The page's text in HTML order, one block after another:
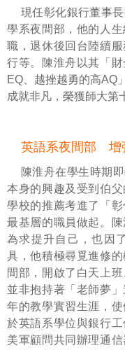
現任彰化銀行董事
學系夜間部，他的人
職，退休後回台陸續
行等。陳淮舟以其「
EQ、越挫越勇的高AQ
成就非凡，榮獲師大第
英語系夜間部 增
陳淮舟在學生時期
本身的興趣及受到伯
學校的推薦考進了「
最基層的職員做起。
為求提升自己，也因
具，他積極尋覓進修
間部，開啟了白天上
並非抱持著「老師夢
年的教學實習生涯，
於英語系學位與銀行
美軍顧問共同辦理通